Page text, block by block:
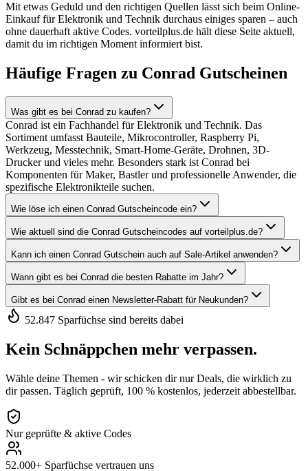
Mit etwas Geduld und den richtigen Quellen lässt sich beim Online-
Einkauf für Elektronik und Technik durchaus einiges sparen – auch
ohne dauerhaft aktive Codes. vorteilplus.de hält diese Seite aktuell,
damit du im richtigen Moment informiert bist.
Häufige Fragen zu Conrad Gutscheinen
Was gibt es bei Conrad zu kaufen?
Conrad ist ein Fachhandel für Elektronik und Technik. Das
Sortiment umfasst Bauteile, Mikrocontroller, Raspberry Pi,
Werkzeug, Messtechnik, Smart-Home-Geräte, Drohnen, 3D-
Drucker und vieles mehr. Besonders stark ist Conrad bei
Komponenten für Maker, Bastler und professionelle Anwender, die
spezifische Elektronikteile suchen.
Wie löse ich einen Conrad Gutscheincode ein?
Wie aktuell sind die Conrad Gutscheincodes auf vorteilplus.de?
Kann ich einen Conrad Gutschein auch auf Sale-Artikel anwenden?
Wann gibt es bei Conrad die besten Rabatte im Jahr?
Gibt es bei Conrad einen Newsletter-Rabatt für Neukunden?
52.847 Sparfüchse sind bereits dabei
Kein Schnäppchen mehr verpassen.
Wähle deine Themen - wir schicken dir nur Deals, die wirklich zu
dir passen. Täglich geprüft, 100 % kostenlos, jederzeit abbestellbar.
Nur geprüfte & aktive Codes
52.000+ Sparfüchse vertrauen uns